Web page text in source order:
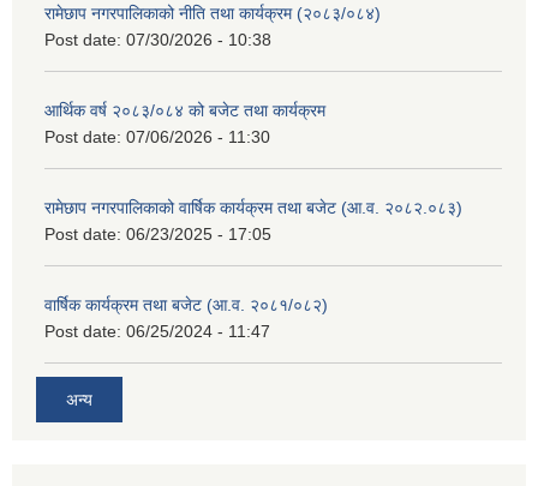
रामेछाप नगरपालिकाको नीति तथा कार्यक्रम (२०८३/०८४)
Post date: 07/30/2026 - 10:38
आर्थिक वर्ष २०८३/०८४ को बजेट तथा कार्यक्रम
Post date: 07/06/2026 - 11:30
रामेछाप नगरपालिकाको वार्षिक कार्यक्रम तथा बजेट (आ.व. २०८२.०८३)
Post date: 06/23/2025 - 17:05
वार्षिक कार्यक्रम तथा बजेट (आ.व. २०८१/०८२)
Post date: 06/25/2024 - 11:47
अन्य